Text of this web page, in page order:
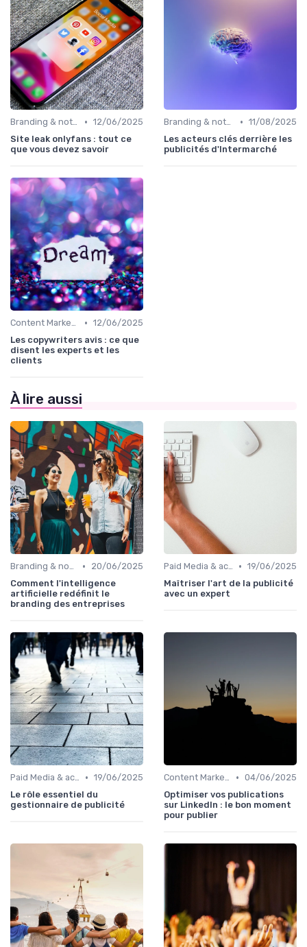
Branding & notoriété de marque • 12/06/2025
Site leak onlyfans : tout ce
que vous devez savoir
Branding & notoriété de marque • 11/08/2025
Les acteurs clés derrière les
publicités d'Intermarché
Content Marketing & SEO • 12/06/2025
Les copywriters avis : ce que
disent les experts et les
clients
À lire aussi
Branding & notoriété de marque •
20/06/2025
Comment l'intelligence
artificielle redéfinit le
branding des entreprises
Paid Media & acquisition multicanale • 19/06/2025
Maîtriser l'art de la publicité
avec un expert
Paid Media & acquisition multicanale • 19/06/2025
Le rôle essentiel du
gestionnaire de publicité
Content Marketing & SEO • 04/06/2025
Optimiser vos publications
sur LinkedIn : le bon moment
pour publier